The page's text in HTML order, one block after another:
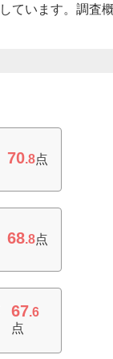
しています。調査
70.8点
68.8点
67.6
点